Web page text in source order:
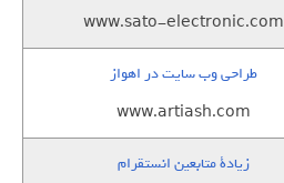
www.sato-electronic.com
طراحی وب سایت در اهواز
www.artiash.com
زيادة متابعين انستقرام